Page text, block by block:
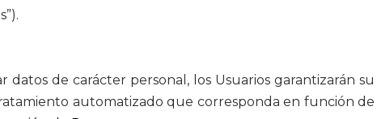
datos de carácter personal, los Usuarios garantizarán su
automatizado que corresponda en función de